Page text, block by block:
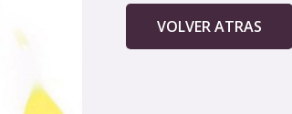
VOLVER ATRAS